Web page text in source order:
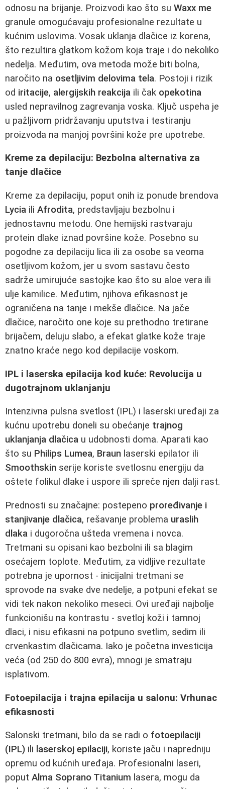
odnosu na brijanje. Proizvodi kao što su Waxx me
granule omogućavaju profesionalne rezultate u
kućnim uslovima. Vosak uklanja dlačice iz korena,
što rezultira glatkom kožom koja traje i do nekoliko
nedelja. Međutim, ova metoda može biti bolna,
naročito na osetljivim delovima tela. Postoji i rizik
od iritacije, alergijskih reakcija ili čak opekotina
usled nepravilnog zagrevanja voska. Ključ uspeha je
u pažljivom pridržavanju uputstva i testiranju
proizvoda na manjoj površini kože pre upotrebe.
Kreme za depilaciju: Bezbolna alternativa za
tanje dlačice
Kreme za depilaciju, poput onih iz ponude brendova
Lycia ili Afrodita, predstavljaju bezbolnu i
jednostavnu metodu. One hemijski rastvaraju
protein dlake iznad površine kože. Posebno su
pogodne za depilaciju lica ili za osobe sa veoma
osetljivom kožom, jer u svom sastavu često
sadrže umirujuće sastojke kao što su aloe vera ili
ulje kamilice. Međutim, njihova efikasnost je
ograničena na tanje i mekše dlačice. Na jače
dlačice, naročito one koje su prethodno tretirane
brijačem, deluju slabo, a efekat glatke kože traje
znatno kraće nego kod depilacije voskom.
IPL i laserska epilacija kod kuće: Revolucija u
dugotrajnom uklanjanju
Intenzivna pulsna svetlost (IPL) i laserski uređaji za
kućnu upotrebu doneli su obećanje trajnog
uklanjanja dlačica u udobnosti doma. Aparati kao
što su Philips Lumea, Braun laserski epilator ili
Smoothskin serije koriste svetlosnu energiju da
oštete folikul dlake i uspore ili spreče njen dalji rast.
Prednosti su značajne: postepeno proređivanje i
stanjivanje dlačica, rešavanje problema uraslih
dlaka i dugoročna ušteda vremena i novca.
Tretmani su opisani kao bezbolni ili sa blagim
osećajem toplote. Međutim, za vidljive rezultate
potrebna je upornost - inicijalni tretmani se
sprovode na svake dve nedelje, a potpuni efekat se
vidi tek nakon nekoliko meseci. Ovi uređaji najbolje
funkcionišu na kontrastu - svetloj koži i tamnoj
dlaci, i nisu efikasni na potpuno svetlim, sedim ili
crvenkastim dlačicama. Iako je početna investicija
veća (od 250 do 800 evra), mnogi je smatraju
isplativom.
Fotoepilacija i trajna epilacija u salonu: Vrhunac
efikasnosti
Salonski tretmani, bilo da se radi o fotoepilaciji
(IPL) ili laserskoj epilaciji, koriste jaču i napredniju
opremu od kućnih uređaja. Profesionalni laseri,
poput Alma Soprano Titanium lasera, mogu da